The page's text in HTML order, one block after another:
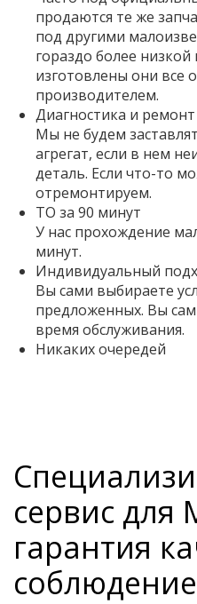
продаются те же
под другими
гораздо более низкой
изготовлены они все
производителем.
Диагностика и
Мы не будем
агрегат, если в нем
деталь. Если что-то
отремонтируем.
ТО за 90 минут
У нас прохождение
минут.
Индивидуальный
Вы сами выбираете
предложенных. Вы
время обслуживания.
Никаких очередей
сервис для
гарантия